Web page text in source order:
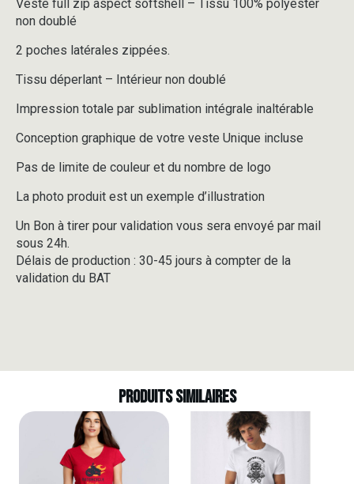
Veste full zip aspect softshell – Tissu 100% polyester
non doublé
2 poches latérales zippées.
Tissu déperlant – Intérieur non doublé
Impression totale par sublimation intégrale inaltérable
Conception graphique de votre veste Unique incluse
Pas de limite de couleur et du nombre de logo
La photo produit est un exemple d’illustration
Un Bon à tirer pour validation vous sera envoyé par mail
sous 24h.
Délais de production : 30-45 jours à compter de la
validation du BAT
Produits similaires